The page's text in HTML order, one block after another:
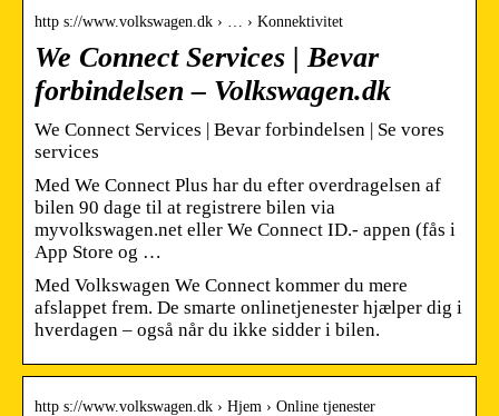
http s://www.volkswagen.dk › … › Konnektivitet
We Connect Services | Bevar
forbindelsen – Volkswagen.dk
We Connect Services | Bevar forbindelsen | Se vores
services
Med We Connect Plus har du efter overdragelsen af
bilen 90 dage til at registrere bilen via
myvolkswagen.net eller We Connect ID.- appen (fås i
App Store og …
Med Volkswagen We Connect kommer du mere
afslappet frem. De smarte onlinetjenester hjælper dig i
hverdagen – også når du ikke sidder i bilen.
http s://www.volkswagen.dk › Hjem › Online tjenester